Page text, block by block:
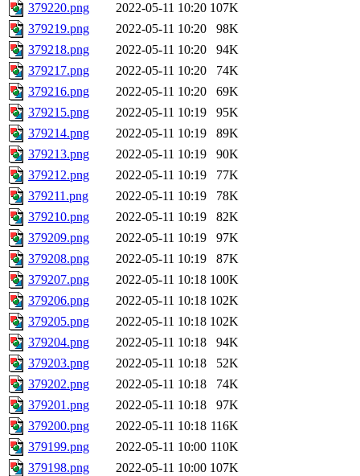
379220.png 2022-05-11 10:20 107K
379219.png
2022-05-11 10:20
98K
379218.png
2022-05-11 10:20
94K
379217.png
2022-05-11 10:20
74K
379216.png
2022-05-11 10:20
69K
379215.png
2022-05-11 10:19
95K
379214.png
2022-05-11 10:19
89K
379213.png
2022-05-11 10:19
90K
379212.png
2022-05-11 10:19
77K
379211.png
2022-05-11 10:19
78K
379210.png
2022-05-11 10:19
82K
379209.png
2022-05-11 10:19
97K
379208.png
2022-05-11 10:19
87K
379207.png
2022-05-11 10:18 100K
379206.png
2022-05-11 10:18 102K
379205.png
2022-05-11 10:18 102K
379204.png
2022-05-11 10:18
94K
379203.png
2022-05-11 10:18
52K
379202.png
2022-05-11 10:18
74K
379201.png
2022-05-11 10:18
97K
379200.png
2022-05-11 10:18 116K
379199.png
2022-05-11 10:00 110K
379198.png
2022-05-11 10:00 107K